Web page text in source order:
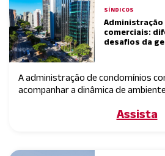
SÍNDICOS
comerciais:
desafios da
A administração de condomínios
acompanhar a dinâmica de
Assista